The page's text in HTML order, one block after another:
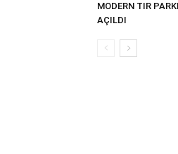
MODERN TIR
AÇILDI